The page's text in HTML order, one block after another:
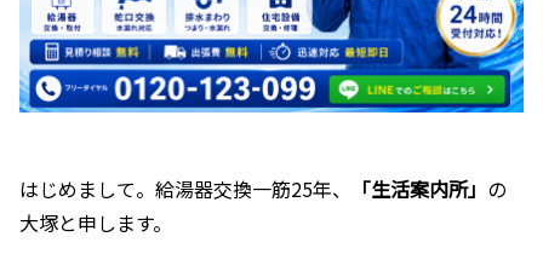
はじめまして。給湯器交換一筋25年、 「生活案内所」 の
大塚と申します。